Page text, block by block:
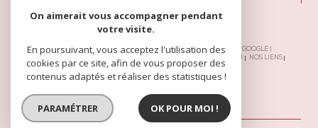
© 2026 | TOUS DROITS RÉSERVÉS | TRADUCTION POWERED BY GOOGLE |
NOS HONORAIRES
PLAN DU SITE MENTIONS LÉGALES ADMIN
NOS LIENS
POLITIQUE RGPD
COOKIES
On aimerait vous accompagner pendant
votre visite.
En poursuivant, vous acceptez l'utilisation des
cookies par ce site, afin de vous proposer des
contenus adaptés et réaliser des statistiques !
PARAMÉTRER OK POUR MOI !